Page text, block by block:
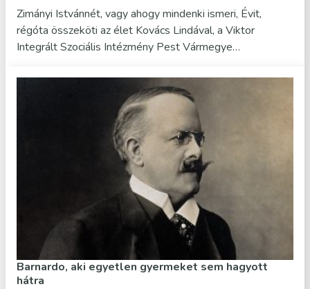
Zimányi Istvánnét, vagy ahogy mindenki ismeri, Évit,
régóta összeköti az élet Kovács Lindával, a Viktor
Integrált Szociális Intézmény Pest Vármegye…
Barnardo, aki egyetlen gyermeket sem hagyott
hátra